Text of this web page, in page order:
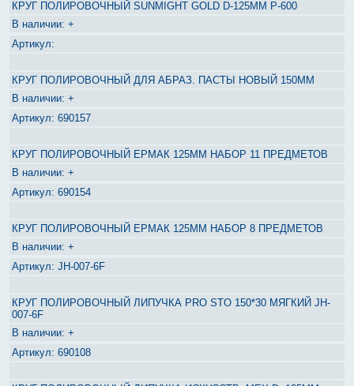
КРУГ ПОЛИРОВОЧНЫЙ SUNMIGHT GOLD D-125MM P-600
+
КРУГ ПОЛИРОВОЧНЫЙ ДЛЯ АБРАЗ. ПАСТЫ НОВЫЙ 150ММ
+
690157
КРУГ ПОЛИРОВОЧНЫЙ ЕРМАК 125ММ НАБОР 11 ПРЕДМЕТОВ
+
690154
КРУГ ПОЛИРОВОЧНЫЙ ЕРМАК 125ММ НАБОР 8 ПРЕДМЕТОВ
+
JH-007-6F
КРУГ ПОЛИРОВОЧНЫЙ ЛИПУЧКА PRO STO 150*30 МЯГКИЙ JH-
007-6F
+
690108